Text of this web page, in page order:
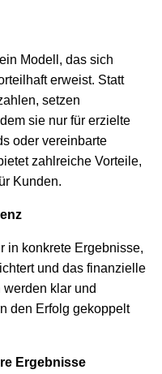
Modell, das sich
erweist. Statt
setzen
sie nur für erzielte
oder vereinbarte
zahlreiche Vorteile,
Kunden.
in konkrete Ergebnisse,
und das finanzielle
klar und
den Erfolg gekoppelt
Ergebnisse